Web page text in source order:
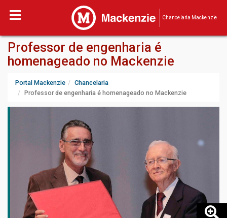
Chancelaria Mackenzie
Professor de engenharia é
homenageado no Mackenzie
Portal Mackenzie
Chancelaria
Professor de engenharia é homenageado no Mackenzie